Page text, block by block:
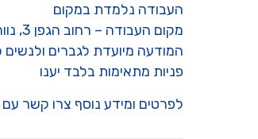
העבודה נלמדת במקום
מקום העבודה – רחוב הגפן 3, נווה ימין (חוות דג הזהב)
המודעה מיועדת לגברים
פניות מתאימות בלבד יענו
לפרטים ומידע נוסף צרו קשר עם